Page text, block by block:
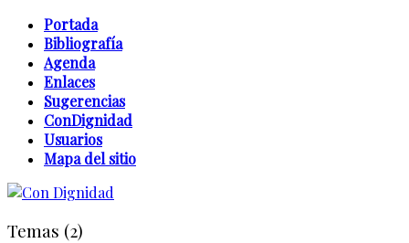
Portada
Bibliografía
Agenda
Enlaces
Sugerencias
ConDignidad
Usuarios
Mapa del sitio
Temas (2)